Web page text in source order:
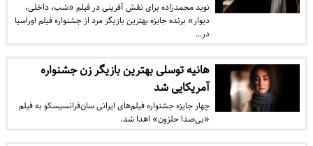
نوید محمدزاده برای نقش‌ آفرینی در فیلم «شب، داخلی،
دیوار» برنده جایزه بهترین بازیگر مرد از جشنواره فیلم اوراسیا
در…
هانیه توسلی بهترین بازیگر زن جشنواره
آمریکایی شد
چهار جایزه جشنواره فیلم‌های ایرانی سان‌فرانسیسکو به فیلم
«بی‌صدا حلزون» اهدا شد.